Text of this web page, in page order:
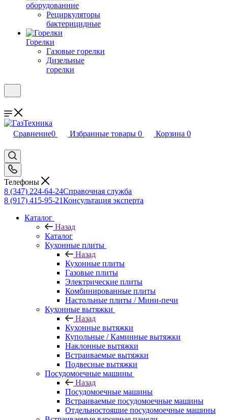
оборудованние
Рециркуляторы
бактерицидные
Горелки
Газовые горелки
Дизельные
горелки
Сравнение0 Избранные товары 0 Корзина 0
Телефоны
8 (347) 224-64-24Справочная служба
8 (917) 415-95-21Консультация эксперта
Каталог
Назад
Каталог
Кухонные плиты
Назад
Кухонные плиты
Газовые плиты
Электрические плиты
Комбинированные плиты
Настольные плиты / Мини-печи
Кухонные вытяжки
Назад
Кухонные вытяжки
Купольные / Каминные вытяжки
Наклонные вытяжки
Встраиваемые вытяжки
Подвесные вытяжки
Посудомоечные машины
Назад
Посудомоечные машины
Встраиваемые посудомоечные машины
Отдельностоящие посудомоечные машины